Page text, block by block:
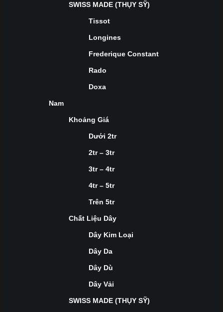
SWISS MADE (THỤY SỸ)
Tissot
Longines
Frederique Constant
Rado
Doxa
Nam
Khoảng Giá
Dưới 2tr
2tr – 3tr
3tr – 4tr
4tr – 5tr
Trên 5tr
Chất Liệu Dây
Dây Kim Loại
Dây Da
Dây Dù
Dây Vải
SWISS MADE (THỤY SỸ)